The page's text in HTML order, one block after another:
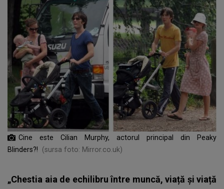
Cine este Cilian Murphy, actorul principal din Peaky
Blinders?!
(sursa foto: Mirror.co.uk)
„Chestia aia de echilibru între muncă, viață și viață